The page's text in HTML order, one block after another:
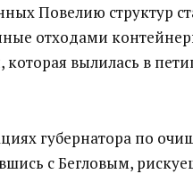
Повелию структур
отходами
вылилась в
губернатора по
сБегловым,